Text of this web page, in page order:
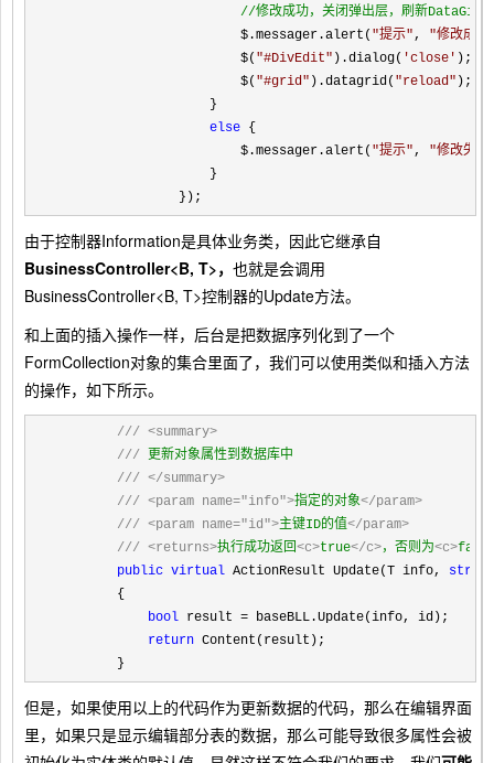
//修改成功，关闭弹出层，刷新DataGird
                        $.messager.alert(
"提示", "修改成功
                        $(
"#DivEdit" ).dialog( 'close ' );
                        $(
"#grid" ).datagrid( "reload" );
                    }
else {
                        $.messager.alert(
"提示", "修改失败
                    }
                });
由于控制器Information是具体业务类，因此它继承自
BusinessController<B, T>， 也就是会调用
BusinessController<B, T>控制器的Update方法。
和上面的插入操作一样，后台是把数据序列化到了一个
FormCollection对象的集合里面了，我们可以使用类似和插入方法
的操作，如下所示。
/// <summary>
/// 更新对象属性到数据库中
/// </summary>
/// <param name="info">指定的对象</param>
/// <param name="id">主键ID的值</param>
/// <returns>执行成功返回<c>true</c>，否则为<c>
public virtual ActionResult Update(T info, string
        {
bool result = baseBLL.Update(info, id);
return Content(result);
        }
但是，如果使用以上的代码作为更新数据的代码，那么在编辑界面
里，如果只是显示编辑部分表的数据，那么可能导致很多属性会被